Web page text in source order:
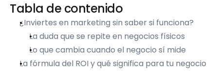
Tabla de contenido
¿Inviertes en marketing sin saber si funciona?
La duda que se repite en negocios físicos
Lo que cambia cuando el negocio sí mide
La fórmula del ROI y qué significa para tu negocio